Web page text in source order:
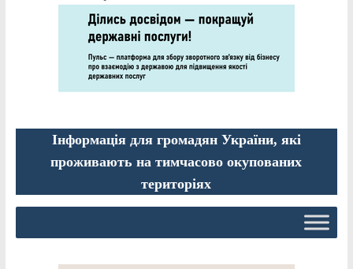
Інформація для громадян України, які
проживають на тимчасово окупованих
територіях